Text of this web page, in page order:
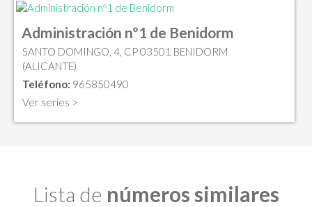
Administración nº1 de Benidorm
SANTO DOMINGO, 4, CP 03501 BENIDORM
(ALICANTE)
Teléfono: 965850490
Ver series >
Lista de números similares